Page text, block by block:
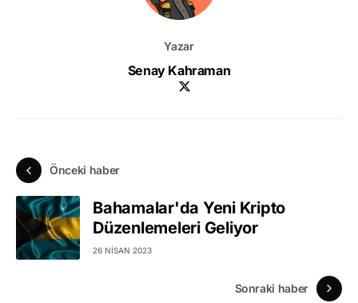
Yazar
Senay Kahraman
Önceki haber
Bahamalar'da Yeni Kripto
Düzenlemeleri Geliyor
26 NISAN 2023
Sonraki haber